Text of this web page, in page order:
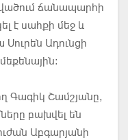
ճանապարհի
է սահքի մեջ և
Սուրեն Ադունցի
Գագիկ Շամշյանը,
բախվել են
Աբգարյանի